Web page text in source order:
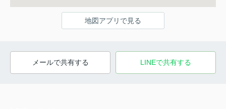
地図アプリで見る
メールで共有する LINEで共有する